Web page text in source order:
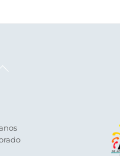
Back